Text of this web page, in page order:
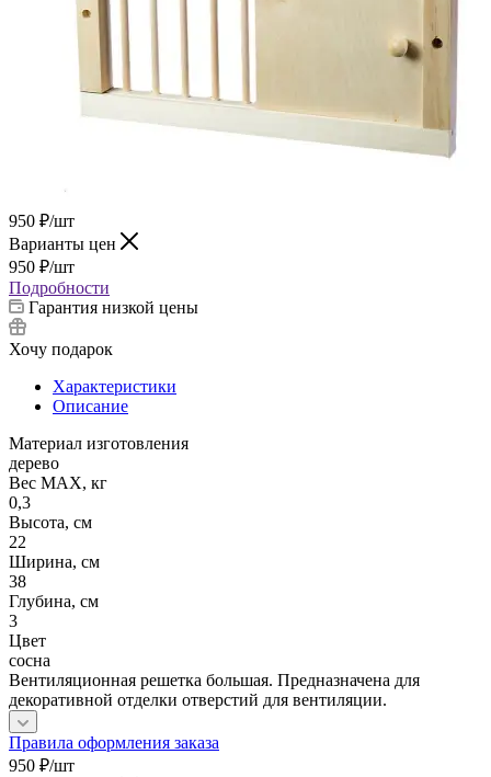
950 ₽/шт
Варианты цен
950 ₽/шт
Подробности
Гарантия низкой цены
Хочу подарок
Характеристики
Описание
Материал изготовления
дерево
Вес МАХ, кг
0,3
Высота, см
22
Ширина, см
38
Глубина, см
3
Цвет
сосна
Вентиляционная решетка большая. Предназначена для
декоративной отделки отверстий для вентиляции.
Правила оформления заказа
950 ₽/шт